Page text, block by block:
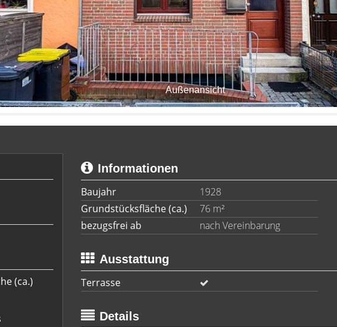
Außenansicht
(ca.)
Informationen
Baujahr
1928
Grundstücksfläche (ca.)
76 m²
bezugsfrei ab
nach Vereinbarung
Ausstattung
Terrasse
Details